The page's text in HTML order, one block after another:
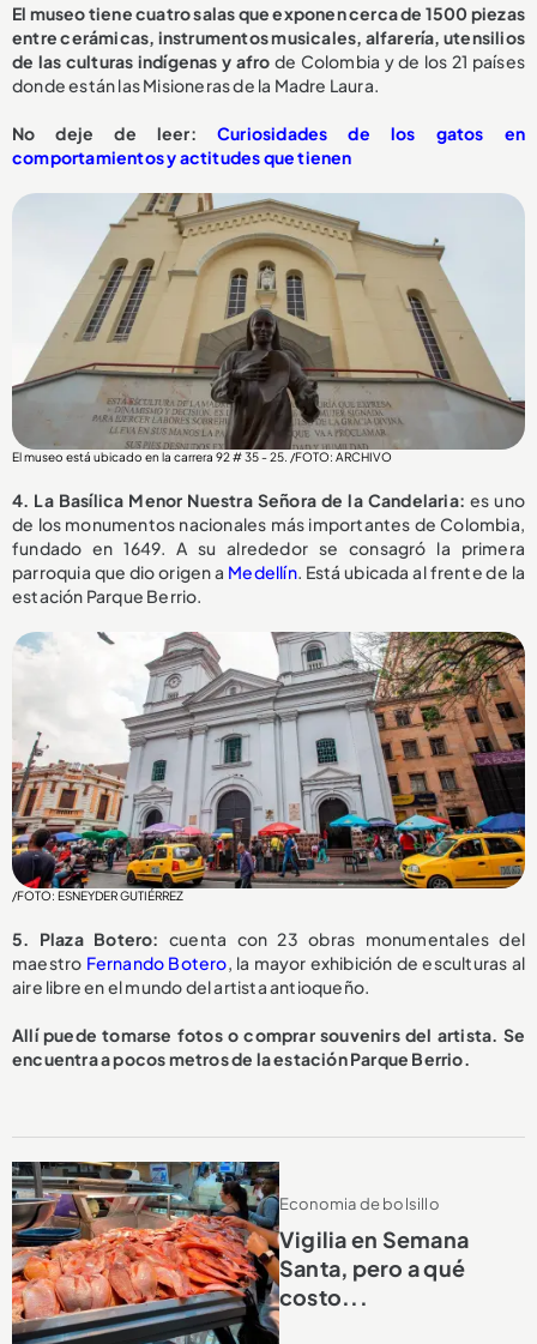
El museo tiene cuatro salas que exponen cerca de 1500 piezas
entre cerámicas, instrumentos musicales, alfarería, utensilios
de las culturas indígenas y afro de Colombia y de los 21 países
donde están las Misioneras de la Madre Laura.
No deje de leer: Curiosidades de los gatos en
comportamientos y actitudes que tienen
El museo está ubicado en la carrera 92 # 35 - 25. /FOTO: ARCHIVO
4. La Basílica Menor Nuestra Señora de la Candelaria: es uno
de los monumentos nacionales más importantes de Colombia,
fundado en 1649. A su alrededor se consagró la primera
parroquia que dio origen a Medellín. Está ubicada al frente de la
estación Parque Berrio.
/FOTO: ESNEYDER GUTIÉRREZ
5. Plaza Botero: cuenta con 23 obras monumentales del
maestro Fernando Botero , la mayor exhibición de esculturas al
aire libre en el mundo del artista antioqueño.
Allí puede tomarse fotos o comprar souvenirs del artista. Se
encuentra a pocos metros de la estación Parque Berrio.
Economia de bolsillo
Vigilia en Semana
Santa, pero a qué
costo...